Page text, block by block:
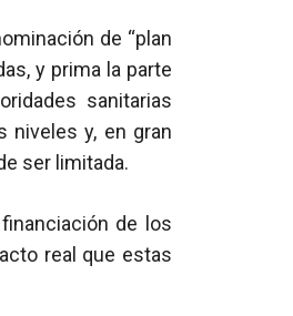
de “plan
y prima la parte
sanitarias
niveles y, en gran
ser limitada.
de los
real que estas